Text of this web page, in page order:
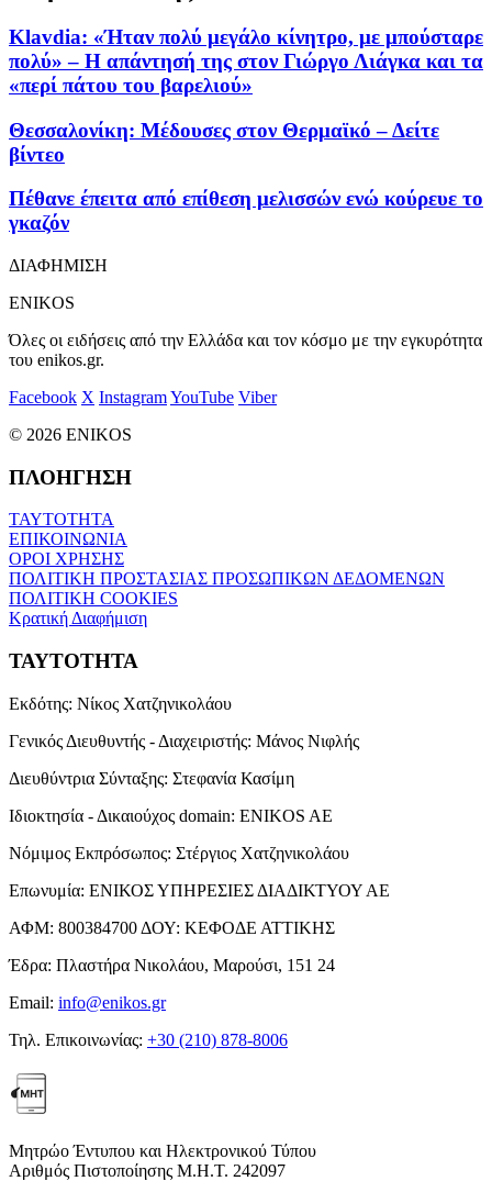
Klavdia: «Ήταν πολύ μεγάλο κίνητρο, με μπούσταρε
πολύ» – Η απάντησή της στον Γιώργο Λιάγκα και τα
«περί πάτου του βαρελιού»
Θεσσαλονίκη: Μέδουσες στον Θερμαϊκό – Δείτε
βίντεο
Πέθανε έπειτα από επίθεση μελισσών ενώ κούρευε το
γκαζόν
ΔΙΑΦΗΜΙΣΗ
ENIKOS
Όλες οι ειδήσεις από την Ελλάδα και τον κόσμο με την εγκυρότητα
του enikos.gr.
Facebook X InstagramYouTube Viber
© 2026 ENIKOS
ΠΛΟΗΓΗΣΗ
ΤΑΥΤΟΤΗΤΑ
ΕΠΙΚΟΙΝΩΝΙΑ
ΟΡΟΙ ΧΡΗΣΗΣ
ΠΟΛΙΤΙΚΗ ΠΡΟΣΤΑΣΙΑΣ ΠΡΟΣΩΠΙΚΩΝ ΔΕΔΟΜΕΝΩΝ
ΠΟΛΙΤΙΚΗ COOKIES
Κρατική Διαφήμιση
ΤΑΥΤΟΤΗΤΑ
Εκδότης: Νίκος Χατζηνικολάου
Γενικός Διευθυντής - Διαχειριστής: Μάνος Νιφλής
Διευθύντρια Σύνταξης: Στεφανία Κασίμη
Ιδιοκτησία - Δικαιούχος domain: ENIKOS AE
Νόμιμος Εκπρόσωπος: Στέργιος Χατζηνικολάου
Επωνυμία: ΕΝΙΚΟΣ ΥΠΗΡΕΣΙΕΣ ΔΙΑΔΙΚΤΥΟΥ ΑΕ
ΑΦΜ: 800384700 ΔΟΥ: ΚΕΦΟΔΕ ΑΤΤΙΚΗΣ
Έδρα: Πλαστήρα Νικολάου, Μαρούσι, 151 24
Email: info@enikos.gr
Τηλ. Επικοινωνίας: +30 (210) 878-8006
Μητρώο Έντυπου και Ηλεκτρονικού Τύπου
Αριθμός Πιστοποίησης Μ.Η.Τ. 242097